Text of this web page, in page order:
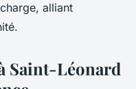
alliant
Saint-Léonard